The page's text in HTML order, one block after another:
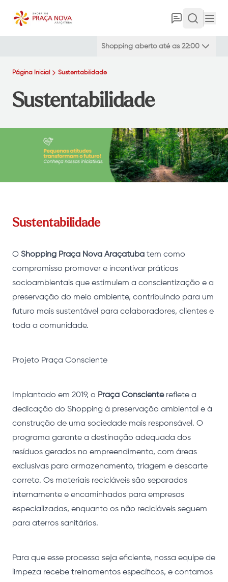
Shopping aberto até as 22:00
Página Inicial Sustentabilidade
Sustentabilidade
Sustentabilidade
O Shopping Praça Nova Araçatuba tem como
compromisso promover e incentivar práticas
socioambientais que estimulem a conscientização e a
preservação do meio ambiente, contribuindo para um
futuro mais sustentável para colaboradores, clientes e
toda a comunidade.
Projeto Praça Consciente
Implantado em 2019, o Praça Conscientereflete a
dedicação do Shopping à preservação ambiental e à
construção de uma sociedade mais responsável. O
programa garante a destinação adequada dos
resíduos gerados no empreendimento, com áreas
exclusivas para armazenamento, triagem e descarte
correto. Os materiais recicláveis são separados
internamente e encaminhados para empresas
especializadas, enquanto os não recicláveis seguem
para aterros sanitários.
Para que esse processo seja eficiente, nossa equipe de
limpeza recebe treinamentos específicos, e contamos